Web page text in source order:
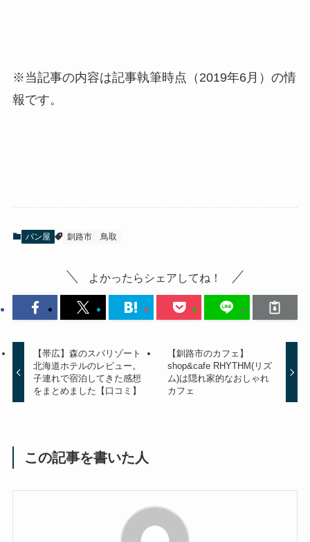
※当記事の内容は記事執筆時点（2019年6月）の情
報です。
パン屋 釧路市 鳥取
よかったらシェアしてね！
【帯広】森のスパリゾート
北海道ホテルのレビュー。
子連れで宿泊してきた感想
をまとめました【口コミ】
【釧路市のカフェ】
shop&cafe RHYTHM(リズ
ム)は隠れ家的なおしゃれ
カフェ
この記事を書いた人